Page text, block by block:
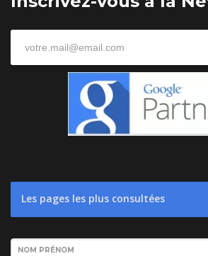
Les pages les plus consultées
NOM PRÉNOM